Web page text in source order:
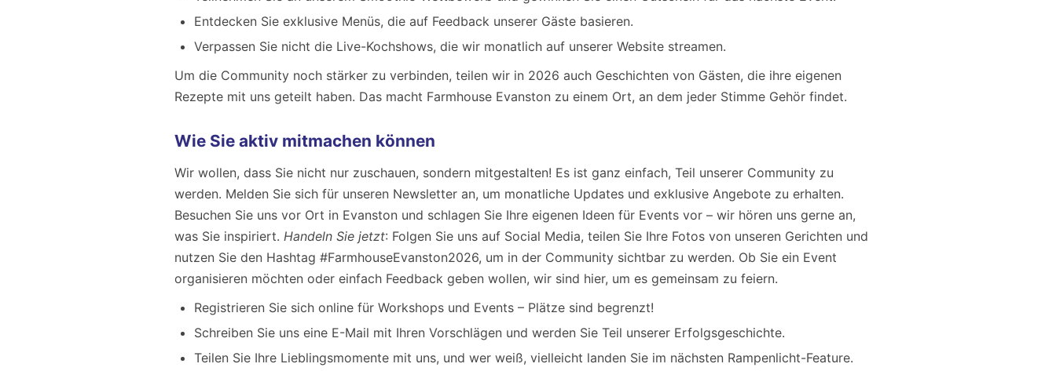
Entdecken Sie exklusive Menüs, die auf Feedback unserer Gäste basieren.
Verpassen Sie nicht die Live-Kochshows, die wir monatlich auf unserer Website streamen.
Um die Community noch stärker zu verbinden, teilen wir in 2026 auch Geschichten von Gästen, die ihre eigenen
Rezepte mit uns geteilt haben. Das macht Farmhouse Evanston zu einem Ort, an dem jeder Stimme Gehör findet.
Wie Sie aktiv mitmachen können
Wir wollen, dass Sie nicht nur zuschauen, sondern mitgestalten! Es ist ganz einfach, Teil unserer Community zu
werden. Melden Sie sich für unseren Newsletter an, um monatliche Updates und exklusive Angebote zu erhalten.
Besuchen Sie uns vor Ort in Evanston und schlagen Sie Ihre eigenen Ideen für Events vor – wir hören uns gerne an,
was Sie inspiriert. Handeln Sie jetzt: Folgen Sie uns auf Social Media, teilen Sie Ihre Fotos von unseren Gerichten und
nutzen Sie den Hashtag #FarmhouseEvanston2026, um in der Community sichtbar zu werden. Ob Sie ein Event
organisieren möchten oder einfach Feedback geben wollen, wir sind hier, um es gemeinsam zu feiern.
Registrieren Sie sich online für Workshops und Events – Plätze sind begrenzt!
Schreiben Sie uns eine E-Mail mit Ihren Vorschlägen und werden Sie Teil unserer Erfolgsgeschichte.
Teilen Sie Ihre Lieblingsmomente mit uns, und wer weiß, vielleicht landen Sie im nächsten Rampenlicht-Feature.